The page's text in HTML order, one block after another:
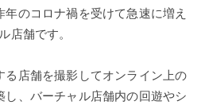
のコロナ禍を受けて急速に増え
店舗です。
る店舗を撮影してオンライン上の
、バーチャル店舗内の回遊やシ